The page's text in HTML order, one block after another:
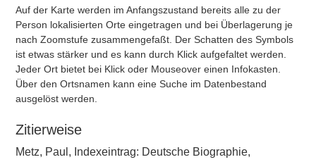
Auf der Karte werden im Anfangszustand bereits alle zu der
Person lokalisierten Orte eingetragen und bei Überlagerung je
nach Zoomstufe zusammengefaßt. Der Schatten des Symbols
ist etwas stärker und es kann durch Klick aufgefaltet werden.
Jeder Ort bietet bei Klick oder Mouseover einen Infokasten.
Über den Ortsnamen kann eine Suche im Datenbestand
ausgelöst werden.
Zitierweise
Metz, Paul, Indexeintrag: Deutsche Biographie,